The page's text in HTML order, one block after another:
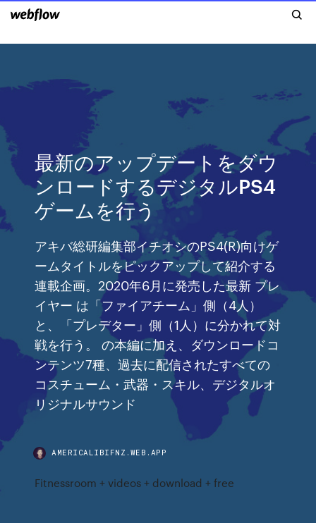
最新のアップデートをダウ
ンロードするデジタルPS4
ゲームを行う
アキバ総研編集部イチオシのPS4(R)向けゲ
ームタイトルをピックアップして紹介する
連載企画。2020年6月に発売した最新 プレ
イヤー は「ファイアチーム」側（4人）
と、「プレデター」側（1人）に分かれて対
戦を行う。 の本編に加え、ダウンロードコ
ンテンツ7種、過去に配信されたすべての
コスチューム・武器・スキル、デジタルオ
リジナルサウンド
AMERICALIBIFNZ.WEB.APP
Fitnessroom + videos + download + free